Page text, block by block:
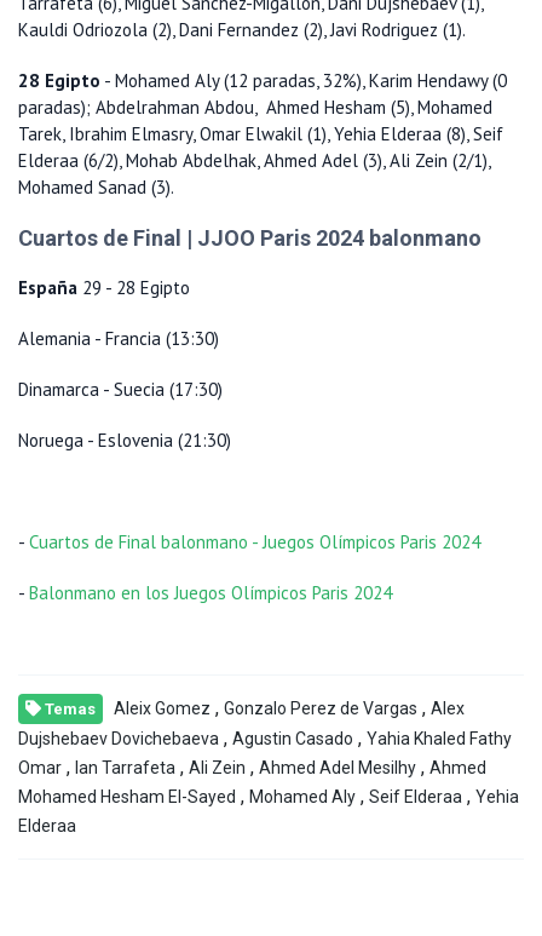
Kauldi Odriozola (2), Dani Fernandez (2), Javi Rodriguez (1).
28 Egipto - Mohamed Aly (12 paradas, 32%), Karim Hendawy (0
paradas); Abdelrahman Abdou, Ahmed Hesham (5), Mohamed
Tarek, Ibrahim Elmasry, Omar Elwakil (1), Yehia Elderaa (8), Seif
Elderaa (6/2), Mohab Abdelhak, Ahmed Adel (3), Ali Zein (2/1),
Mohamed Sanad (3).
Cuartos de Final | JJOO Paris 2024 balonmano
España 29 - 28 Egipto
Alemania - Francia (13:30)
Dinamarca - Suecia (17:30)
Noruega - Eslovenia (21:30)
- Cuartos de Final balonmano - Juegos Olímpicos Paris 2024
- Balonmano en los Juegos Olímpicos Paris 2024
Temas Aleix Gomez , Gonzalo Perez de Vargas , Alex
Dujshebaev Dovichebaeva , Agustin Casado , Yahia Khaled Fathy
Omar , Ian Tarrafeta , Ali Zein , Ahmed Adel Mesilhy , Ahmed
Mohamed Hesham El-Sayed , Mohamed Aly , Seif Elderaa , Yehia
Elderaa